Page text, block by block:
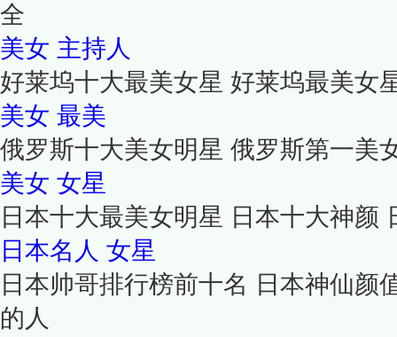
全
美女 主持人
好莱坞十大最美女星 好莱坞最美女
美女 最美
俄罗斯十大美女明星 俄罗斯第一美
美女 女星
日本十大最美女明星 日本十大神颜
日本名人 女星
日本帅哥排行榜前十名 日本神仙颜
的人